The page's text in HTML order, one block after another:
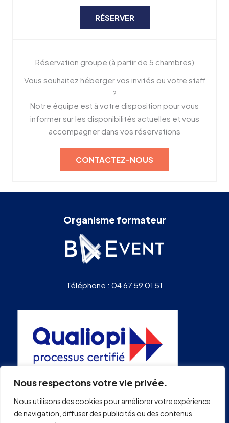
Nous respectons votre vie privée.
Nous utilisons des cookies pour améliorer votre expérience
de navigation, diffuser des publicités ou des contenus
RÉSERVER
Réservation groupe (à partir de 5 chambres)
Vous souhaitez héberger vos invités ou votre staff
?
Notre équipe est à votre disposition pour vous
informer sur les disponibilités actuelles et vous
accompagner dans vos réservations
CONTACTEZ-NOUS
Organisme formateur
Téléphone : 04 67 59 01 51